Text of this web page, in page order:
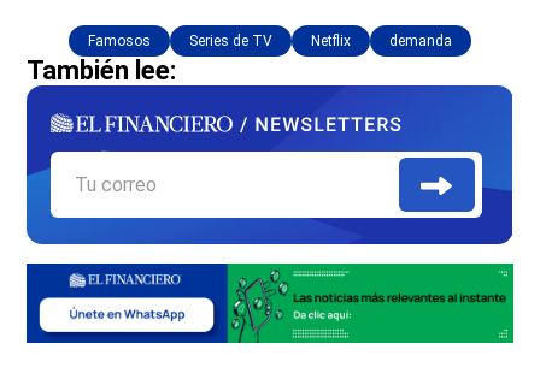
Famosos Series de TV Netflix demanda
También lee: